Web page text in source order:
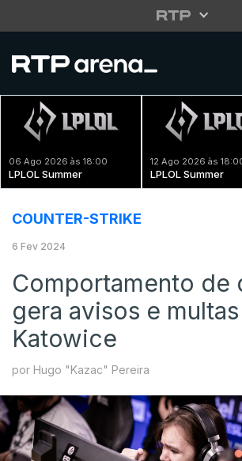
06 Ago 2026 às 18:00
LPLOL Summer
12 Ago 2026 às
LPLOL Summer
COUNTER-STRIKE
6 Fev 2024
Comportamento de
gera avisos e
Katowice
por Hugo "Kazac" Pereira